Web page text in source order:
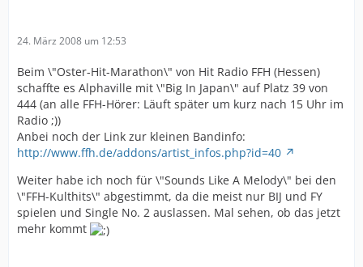
24. März 2008 um 12:53
Beim \"Oster-Hit-Marathon\" von Hit Radio FFH (Hessen)
schaffte es Alphaville mit \"Big In Japan\" auf Platz 39 von
444 (an alle FFH-Hörer: Läuft später um kurz nach 15 Uhr im
Radio ;))
Anbei noch der Link zur kleinen Bandinfo:
http://www.ffh.de/addons/artist_infos.php?id=40
Weiter habe ich noch für \"Sounds Like A Melody\" bei den
\"FFH-Kulthits\" abgestimmt, da die meist nur BIJ und FY
spielen und Single No. 2 auslassen. Mal sehen, ob das jetzt
mehr kommt